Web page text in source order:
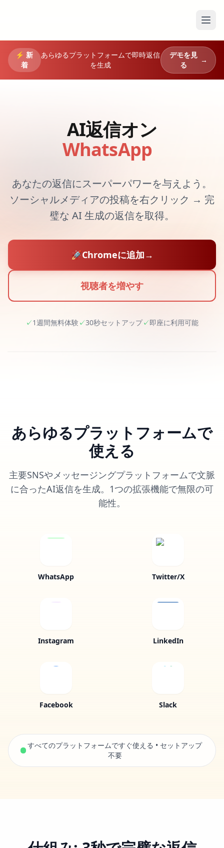
メニ
⚡新
着
あらゆるプラットフォームで即時返信
を生成
デモを見
る
→
AI返信オン
Instagram
あなたの返信にスーパーパワーを与えよう。
ソーシャルメディアの投稿を右クリック → 完
璧な AI 生成の返信を取得。
🚀Chromeに追加→
視聴者を増やす
✓1週間無料体験 ✓30秒セットアップ✓即座に利用可能
あらゆるプラットフォームで
使える
主要SNSやメッセージングプラットフォームで文脈
に合ったAI返信を生成。1つの拡張機能で無限の可
能性。
WhatsApp Twitter/X
Instagram LinkedIn
Facebook Slack
すべてのプラットフォームですぐ使える • セットアップ
不要